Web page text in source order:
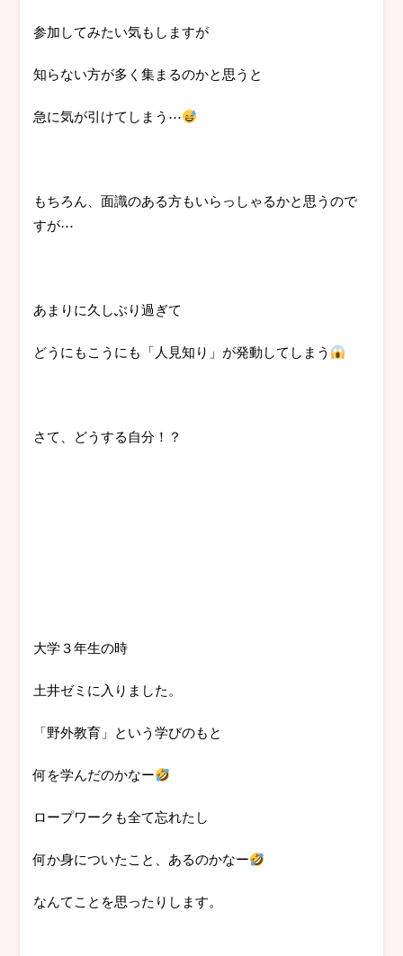
参加してみたい気もしますが
知らない方が多く集まるのかと思うと
急に気が引けてしまう⋯
もちろん、面識のある方もいらっしゃるかと思うので
すが⋯
あまりに久しぶり過ぎて
どうにもこうにも「人見知り」が発動してしまう
さて、どうする自分！？
大学３年生の時
土井ゼミに入りました。
「野外教育」という学びのもと
何を学んだのかなー
ロープワークも全て忘れたし
何か身についたこと、あるのかなー
なんてことを思ったりします。